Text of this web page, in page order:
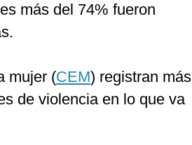
más del 74% fueron
mujer (CEM) registran más
de violencia en lo que va